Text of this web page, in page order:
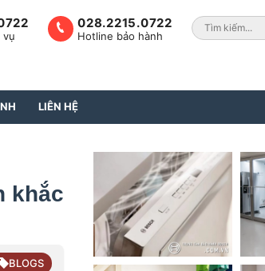
028.2215.0722
Hotline bảo hành
vụ
LIÊN HỆ
khắc
BLOGS